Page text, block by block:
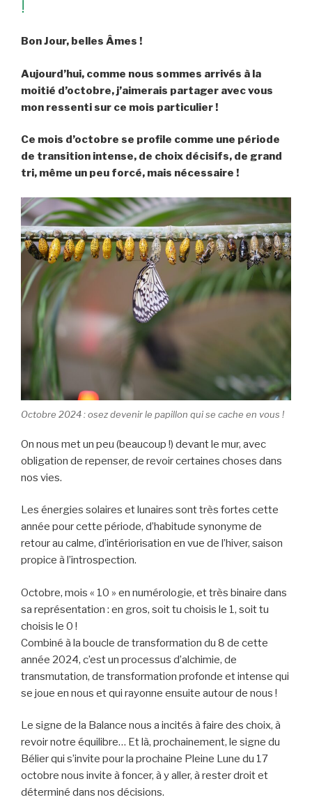
!
Bon Jour, belles Âmes !
Aujourd’hui, comme nous sommes arrivés à la
moitié d’octobre, j’aimerais partager avec vous
mon ressenti sur ce mois particulier !
Ce mois d’octobre se profile comme une période
de transition intense, de choix décisifs, de grand
tri, même un peu forcé, mais nécessaire !
Octobre 2024 : osez devenir le papillon qui se cache en vous !
On nous met un peu (beaucoup !) devant le mur, avec
obligation de repenser, de revoir certaines choses dans
nos vies.
Les énergies solaires et lunaires sont très fortes cette
année pour cette période, d’habitude synonyme de
retour au calme, d’intériorisation en vue de l’hiver, saison
propice à l’introspection.
Octobre, mois « 10 » en numérologie, et très binaire dans
sa représentation : en gros, soit tu choisis le 1, soit tu
choisis le 0 !
Combiné à la boucle de transformation du 8 de cette
année 2024, c’est un processus d’alchimie, de
transmutation, de transformation profonde et intense qui
se joue en nous et qui rayonne ensuite autour de nous !
Le signe de la Balance nous a incités à faire des choix, à
revoir notre équilibre… Et là, prochainement, le signe du
Bélier qui s’invite pour la prochaine Pleine Lune du 17
octobre nous invite à foncer, à y aller, à rester droit et
déterminé dans nos décisions.